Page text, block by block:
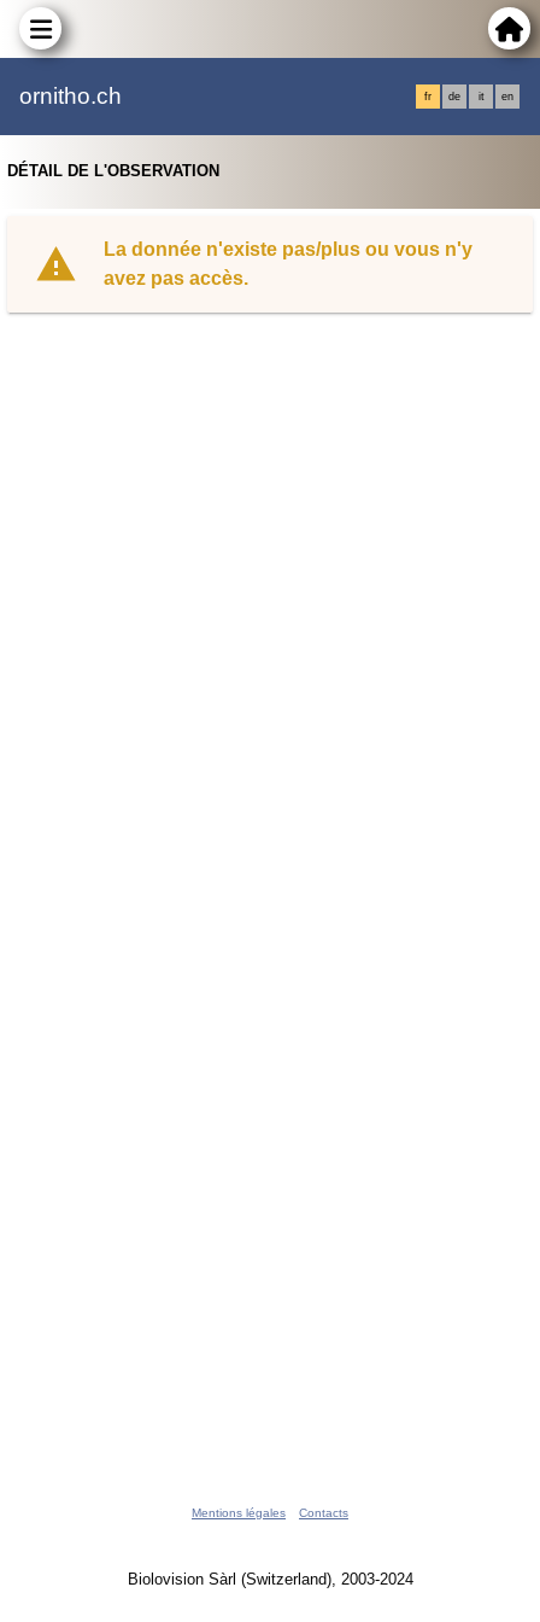
ornitho.ch fr de it en
DÉTAIL DE L'OBSERVATION
La donnée n'existe pas/plus ou vous n'y
avez pas accès.
Mentions légales Contacts
Biolovision Sàrl (Switzerland), 2003-2024